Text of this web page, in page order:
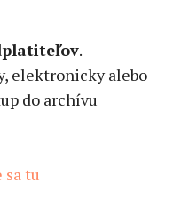
.
elektronicky alebo
do archívu
tu